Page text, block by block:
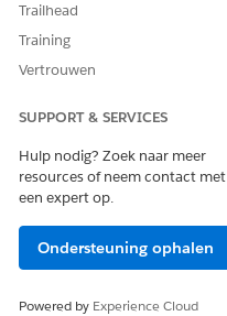
Trailhead
Training
Vertrouwen
SUPPORT & SERVICES
Hulp nodig? Zoek naar meer
resources of neem contact met
een expert op.
Ondersteuning ophalen
Powered by Experience Cloud